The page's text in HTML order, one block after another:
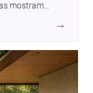
mostram
materiais→